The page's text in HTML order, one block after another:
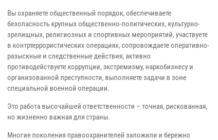
Вы охраняете общественный порядок, обеспечиваете
безопасность крупных общественно-политических, культурно-
зрелищных, религиозных и спортивных мероприятий, участвуете
в контртеррористических операциях, сопровождаете оперативно-
разыскные и следственные действия, активно
противодействуете коррупции, экстремизму, наркобизнесу и
организованной преступности, выполняете задачи в зоне
специальной военной операции.
Это работа высочайшей ответственности – точная, рискованная,
но жизненно важная для страны.
Многие поколения правоохранителей заложили и бережно